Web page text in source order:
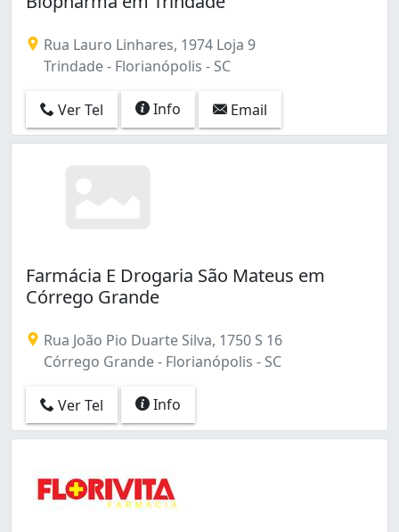
Capoeiras (9)
Carvoeira (3)
Centro (57)
Coloninha (1)
Coqueiros (7)
Costeira do Pirajubaé (11)
João Paulo (4)
Jurerê (1)
Jurerê Internacional (2)
Lagoa da Conceição (3)
Monte Cristo (1)
Monte Verde (2)
Morro das Pedras (7)
Pantanal (3)
Ribeirão da Ilha (1)
Saco Grande (1)
Saco dos Limões (8)
Rua Lauro Linhares, 1974 Loja 9
Trindade - Florianópolis - SC
Ver Tel Info Email
Farmácia E Drogaria São Mateus em
Córrego Grande
Rua João Pio Duarte Silva, 1750 S 16
Córrego Grande - Florianópolis - SC
Ver Tel Info